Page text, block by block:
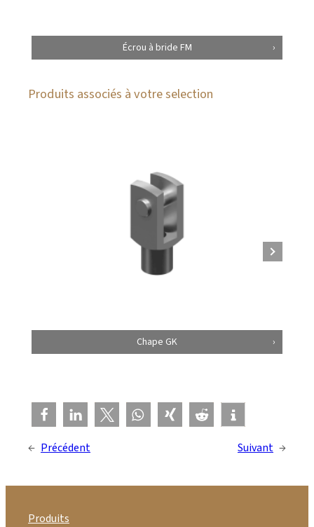
Écrou à bride FM
Produits associés à votre selection
Chape GK
← Précédent Suivant →
Produits